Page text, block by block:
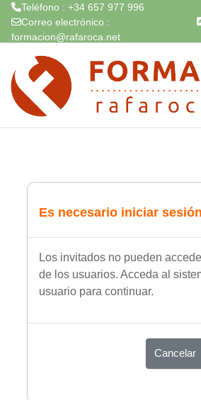
Teléfono : +34 657 977 996
Correo electrónico :
formacion@rafaroca.net
Es necesario iniciar sesión
Los invitados no pueden
de los usuarios. Acceda al
usuario para continuar.
Cancelar